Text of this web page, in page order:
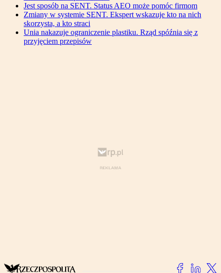
Jest sposób na SENT. Status AEO może pomóc firmom
Zmiany w systemie SENT. Ekspert wskazuje kto na nich
skorzysta, a kto straci
Unia nakazuje ograniczenie plastiku. Rząd spóźnia się z
przyjęciem przepisów